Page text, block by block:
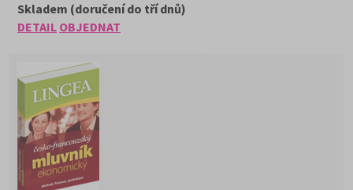
DETAIL OBJEDNAT
Skladem (doručení do tří dnů)